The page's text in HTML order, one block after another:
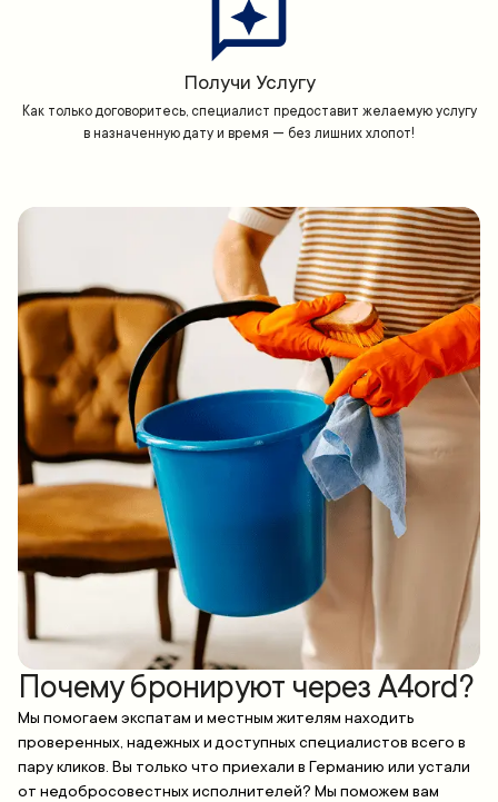
Получи Услугу
Как только договоритесь, специалист предоставит желаемую услугу
в назначенную дату и время — без лишних хлопот!
Почему бронируют через A4ord?
Мы помогаем экспатам и местным жителям находить
проверенных, надежных и доступных специалистов всего в
пару кликов. Вы только что приехали в Германию или устали
от недобросовестных исполнителей? Мы поможем вам